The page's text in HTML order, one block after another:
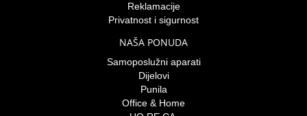
Reklamacije
Privatnost i sigurnost
NAŠA PONUDA
Samoposlužni aparati
Dijelovi
Punila
Office & Home